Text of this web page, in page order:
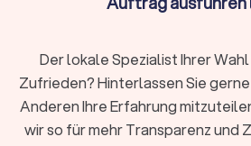
Unternehmensberatung &
Die Finanzierung von Unternehmen und
Rahmen der Unternehmensberatung
Themenfeld, bei dem ein
einzig richtige Wahl ist. Erfahren Sie
Der lokale Spezialist Ihrer
Zufrieden? Hinterlassen Sie
Anderen Ihre Erfahrung
wir so für mehr Transparenz und